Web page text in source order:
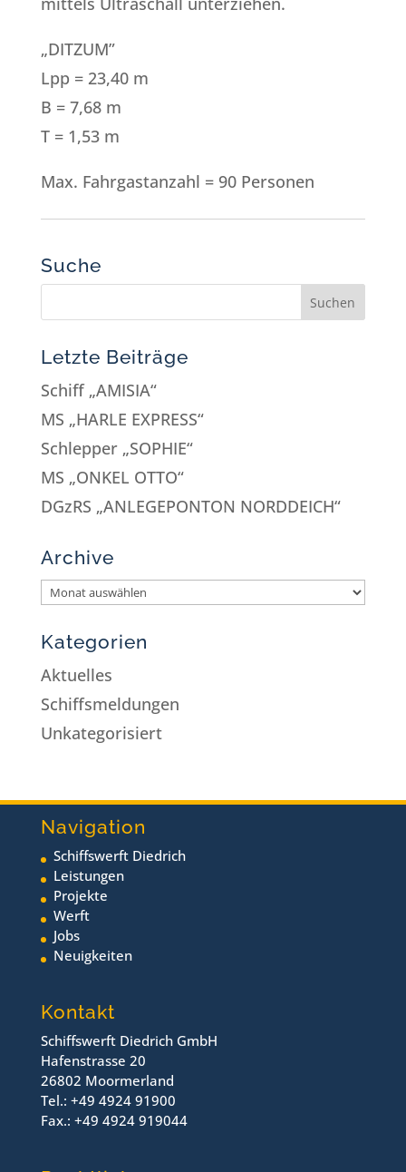
„DITZUM”
Lpp = 23,40 m
B = 7,68 m
T = 1,53 m
Max. Fahrgastanzahl = 90 Personen
Suche
Letzte Beiträge
Schiff „AMISIA“
MS „HARLE EXPRESS“
Schlepper „SOPHIE“
MS „ONKEL OTTO“
DGzRS „ANLEGEPONTON NORDDEICH“
Archive
Kategorien
Aktuelles
Schiffsmeldungen
Unkategorisiert
Navigation
Schiffswerft Diedrich
Leistungen
Projekte
Werft
Jobs
Neuigkeiten
Kontakt
Schiffswerft Diedrich GmbH
Hafenstrasse 20
26802 Moormerland
Tel.: +49 4924 91900
Fax.: +49 4924 919044